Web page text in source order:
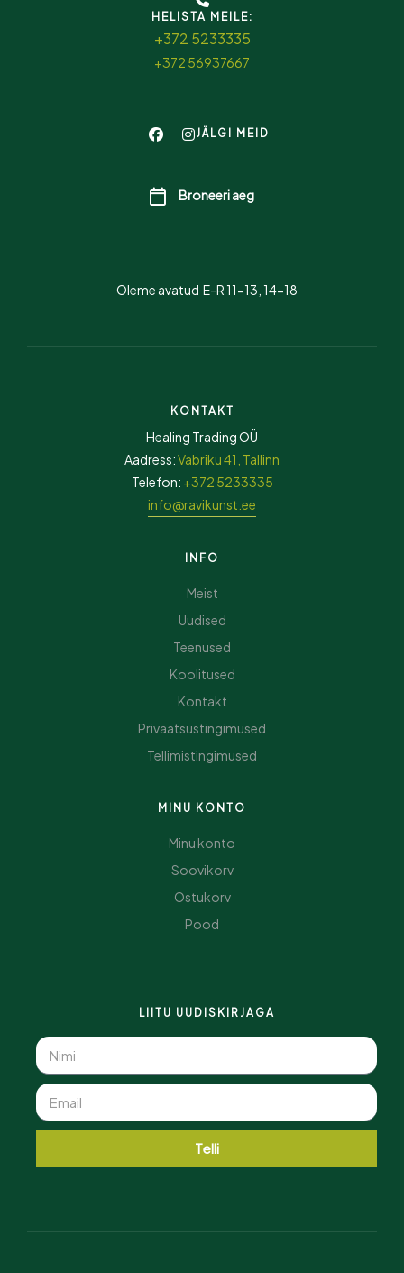
HELISTA MEILE:
+372 5233335
+372 56937667
JÄLGI MEID
Broneeri aeg
Oleme avatud E-R 11-13, 14-18
KONTAKT
Healing Trading OÜ
Aadress:Vabriku 41, Tallinn
Telefon: +372 5233335
info@ravikunst.ee
INFO
Meist
Uudised
Teenused
Koolitused
Kontakt
Privaatsustingimused
Tellimistingimused
MINU KONTO
Minu konto
Soovikorv
Ostukorv
Pood
LIITU UUDISKIRJAGA
Telli